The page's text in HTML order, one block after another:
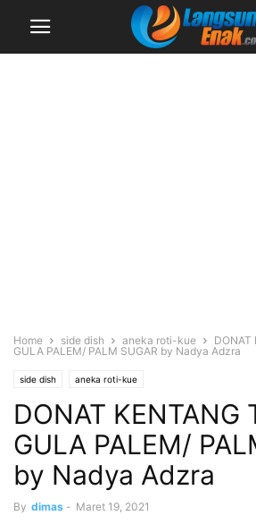
Home side dish aneka roti-kue
DONAT
GULA PALEM/ PALM SUGAR by Nadya Adzra
side dish aneka roti-kue
DONAT KENTANG
GULA PALEM/
by Nadya Adzra
By dimas - Maret 19, 2021